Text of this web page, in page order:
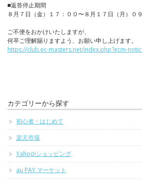
■返答停止期間
８月７日（金）１７：００〜８月１７日（月）０
ご不便をおかけいたしますが、
何卒ご理解賜りますよう、お願い申し上げます。
https://club.ec-masters.net/index.php?ecm-
カテゴリーから探す
初心者・はじめて
楽天市場
Yahoo!ショッピング
au PAY マーケット